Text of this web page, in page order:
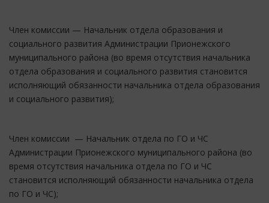
Член комиссии — Начальник отдела образования и
социального развития Администрации Прионежского
муниципального района (во время отсутствия начальника
отдела образования и социального развития становится
исполняющий обязанности начальника отдела образования
и социального развития);
Член комиссии — Начальник отдела по ГО и ЧС
Администрации Прионежского муниципального района (во
время отсутствия начальника отдела по ГО и ЧС
становится исполняющий обязанности начальника отдела
по ГО и ЧС);